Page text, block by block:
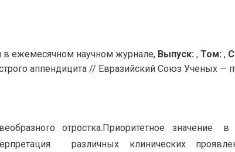
в ежемесячном научном журнале, Выпуск: , Том: ,
аппендицита // Евразийский Союз Ученых —
отростка.Приоритетное значение в
различных клинических